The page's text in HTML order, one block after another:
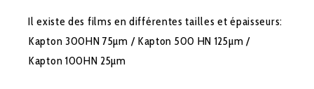
Il existe des films en différentes tailles et épaisseurs:
Kapton 300HN 75µm / Kapton 500 HN 125µm /
Kapton 100HN 25µm